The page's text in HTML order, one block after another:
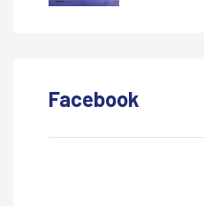
Facebook